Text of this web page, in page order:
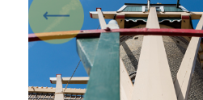
Vorige